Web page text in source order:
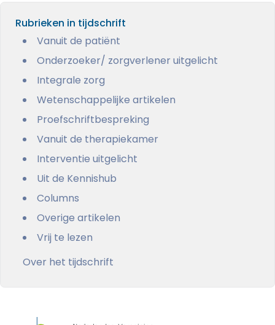
Rubrieken in tijdschrift
Vanuit de patiënt
Onderzoeker/ zorgverlener uitgelicht
Integrale zorg
Wetenschappelijke artikelen
Proefschriftbespreking
Vanuit de therapiekamer
Interventie uitgelicht
Uit de Kennishub
Columns
Overige artikelen
Vrij te lezen
Over het tijdschrift